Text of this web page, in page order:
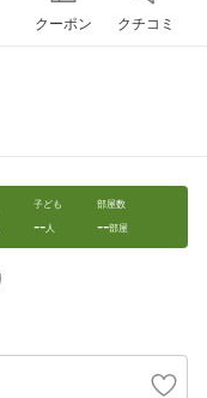
クーポン クチコミ
子ども
--人
部屋数
--部屋